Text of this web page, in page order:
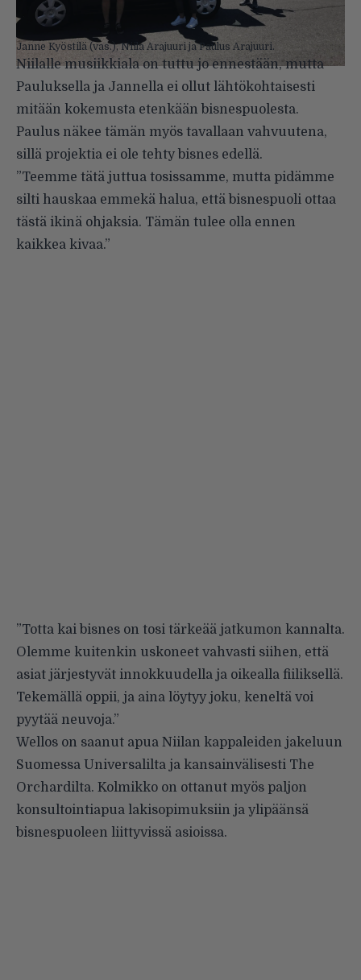
Janne Kyöstilä (vas.), Niila Arajuuri ja Paulus Arajuuri.
Niilalle musiikkiala on tuttu jo ennestään, mutta
Pauluksella ja Jannella ei ollut lähtökohtaisesti
mitään kokemusta etenkään bisnespuolesta.
Paulus näkee tämän myös tavallaan vahvuutena,
sillä projektia ei ole tehty bisnes edellä.
”Teemme tätä juttua tosissamme, mutta pidämme
silti hauskaa emmekä halua, että bisnespuoli ottaa
tästä ikinä ohjaksia. Tämän tulee olla ennen
kaikkea kivaa.”
”Totta kai bisnes on tosi tärkeää jatkumon kannalta.
Olemme kuitenkin uskoneet vahvasti siihen, että
asiat järjestyvät innokkuudella ja oikealla fiiliksellä.
Tekemällä oppii, ja aina löytyy joku, keneltä voi
pyytää neuvoja.”
Wellos on saanut apua Niilan kappaleiden jakeluun
Suomessa Universalilta ja kansainvälisesti The
Orchardilta. Kolmikko on ottanut myös paljon
konsultointiapua lakisopimuksiin ja ylipäänsä
bisnespuoleen liittyvissä asioissa.